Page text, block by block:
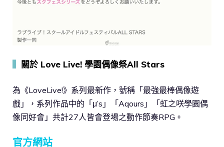
關於 Love Live! 學園偶像祭All Stars
為《LoveLive!》系列最新作，號稱「最強最棒偶像遊
戲」，系列作品中的「μ’s」「Aqours」「虹之咲學園偶
像同好會」共計27人皆會登場之動作節奏RPG。
官方網站